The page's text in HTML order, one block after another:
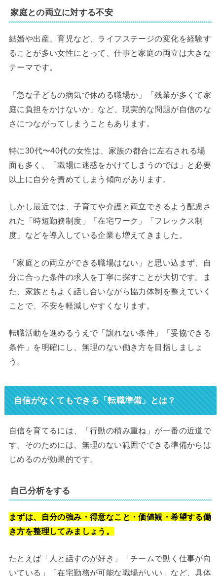
家庭との両立に対する不安
結婚や出産、育児など、ライフステージの変化を経験す
ることが多い女性にとって、仕事と家庭の両立は大きな
テーマです。
「急な子どもの病気で休める職場か」「残業が多くて家
庭に負担をかけないか」など、現実的な問題が自信のな
さにつながってしまうこともあります。
特に30代〜40代の女性は、家族の都合に左右される場
面も多く、「職場に迷惑をかけてしまうのでは」と必要
以上に自分を責めてしまう傾向があります。
しかし最近では、子育てや介護と両立できるよう配慮さ
れた「時短勤務制度」「在宅ワーク」「フレックス制
度」などを導入している企業も増えてきました。
「家庭との両立ができる職場はない」と思い込まず、自
分に合った条件の求人を丁寧に探すことが大切です。ま
た、家族ともよく話し合いながら協力体制を整えていく
ことで、不安を軽減しやすくなります。
転職活動を進めるうえで「譲れない条件」「妥協できる
条件」を明確にし、無理のない働き方を目指しましょ
う。
自信がなくてもできる「転職準備」とは？
自信を育てるには、「行動の積み重ね」が一番の近道で
す。そのためには、無理のない範囲でできる準備からは
じめるのが効果的です。
自己分析をする
まずは、自分の強み・得意なこと・価値観・希望する働
き方を整理してみましょう。
たとえば「人と話すのが好き」「チームで動く仕事が向
いている」「在宅勤務が可能な職場がいい」など、具体